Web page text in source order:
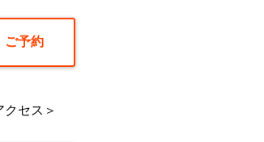
ご予約
クセス＞